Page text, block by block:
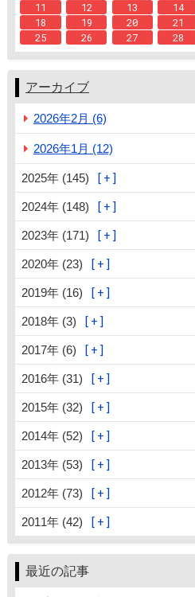
11
12 13 14
18
19 20 21
25
26 27 28
アーカイブ
2026年2月 (6)
2026年1月 (12)
2025年 (145)
2024年 (148)
2023年 (171)
2020年 (23)
2019年 (16)
2018年 (3)
2017年 (6)
2016年 (31)
2015年 (32)
2014年 (52)
2013年 (53)
2012年 (73)
2011年 (42)
最近の記事